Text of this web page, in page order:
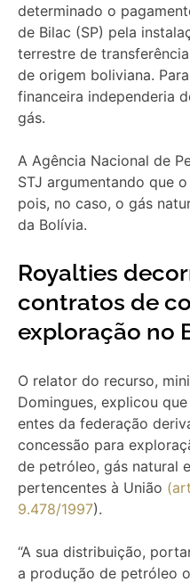
determinado o
de Bilac (SP) pela
terrestre de
de origem boliviana.
financeira independeria
gás.
A Agência Nacional de
STJ argumentando que
pois, no caso, o gás
da Bolívia.
Royalties
contratos de
exploração no
O relator do recurso,
Domingues, explicou
entes da federação
concessão para
de petróleo, gás natural
pertencentes à União
9.478/1997).
“A sua distribuição,
a produção de petróleo